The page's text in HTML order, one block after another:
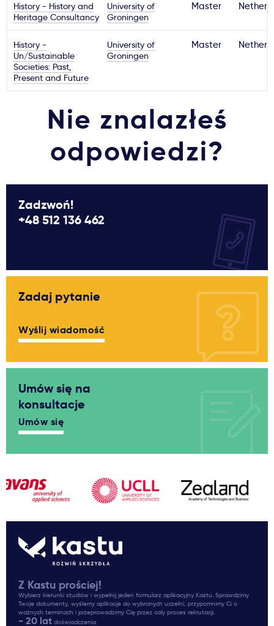
History - History and
Heritage Consultancy
University of
Groningen
Master
History -
Un/Sustainable
Societies: Past,
Present and Future
University of
Groningen
Master
Nie znalazłeś
odpowiedzi?
Zadzwoń!
+48 512 136 462
Zadaj pytanie
Wyślij wiadomość
Umów się na
konsultacje
Umów się
Z Kastu prościej!
Wybierz kierunki studiów i wypełnij jeden formularz aplikacyjny Kastu. Sprawdzimy
Twoje dokumenty, wyślemy aplikacje do wybranych uczelni, przypomnimy Ci o
ważnych terminach i przeprowadzimy Cię przez cały proces rekrutacji.
- 20 lat doświadczenia